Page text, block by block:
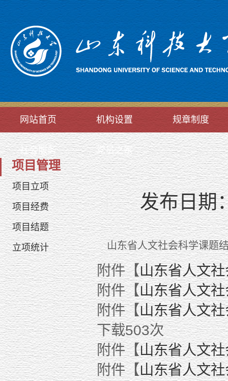
网站首页 机构设置 规章制度
社会服务 党员之家
项目管理
项目立项
项目经费
项目结题
立项统计
发布日期
山东省人文社会科学课题
附件【山东省人文
附件【山东省人文
附件【山东省人文
下载503次
附件【山东省人文
附件【山东省人文